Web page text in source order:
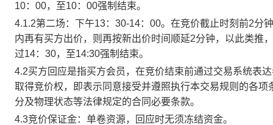
10：00，至10：00强制结束。
4.1.2第二场：下午13：30-14：00。在竞价截止时刻前2分
内再有买方出价，则再按新出价时间顺延2分钟，以此类推
过14：30，至14:30强制结束。
4.2买方回应是指买方会员，在竞价结束前通过交易系统表
取得竞价权，即表示同意接受并遵照执行本交易规则的各
分及物理状态等法律规定的合同必要条款。
4.3竞价保证金：单卷资源，回应时无须冻结资金。